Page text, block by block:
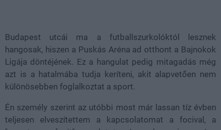
Budapest utcái ma a futballszurkolóktól lesznek
hangosak, hiszen a Puskás Aréna ad otthont a Bajnokok
Ligája döntéjének. Ez a hangulat pedig mitagadás még
azt is a hatalmába tudja keríteni, akit alapvetően nem
különösebben foglalkoztat a sport.
Én személy szerint az utóbbi most már lassan tíz évben
teljesen elveszítettem a kapcsolatomat a focival, a